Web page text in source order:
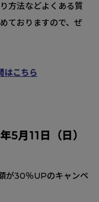
方法などよくある質
ておりますので、ぜ
はこちら
月11日（日）
が30％UPのキャンペ